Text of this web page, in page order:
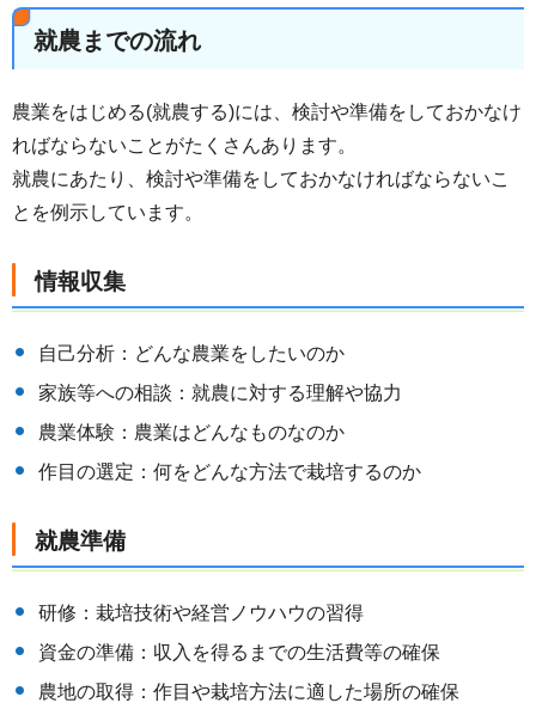
就農までの流れ
農業をはじめる(就農する)には、検討や準備をしておかなけ
ればならないことがたくさんあります。
就農にあたり、検討や準備をしておかなければならないこ
とを例示しています。
情報収集
自己分析：どんな農業をしたいのか
家族等への相談：就農に対する理解や協力
農業体験：農業はどんなものなのか
作目の選定：何をどんな方法で栽培するのか
就農準備
研修：栽培技術や経営ノウハウの習得
資金の準備：収入を得るまでの生活費等の確保
農地の取得：作目や栽培方法に適した場所の確保